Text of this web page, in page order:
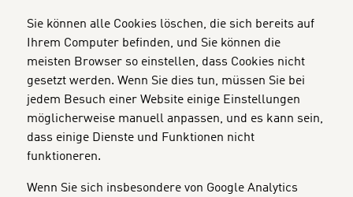
Sie können alle Cookies löschen, die sich bereits auf
Ihrem Computer befinden, und Sie können die
meisten Browser so einstellen, dass Cookies nicht
gesetzt werden. Wenn Sie dies tun, müssen Sie bei
jedem Besuch einer Website einige Einstellungen
möglicherweise manuell anpassen, und es kann sein,
dass einige Dienste und Funktionen nicht
funktioneren.
Wenn Sie sich insbesondere von Google Analytics